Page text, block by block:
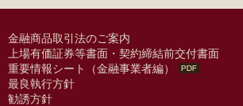
金融商品取引法のご案内
上場有価証券等書面・契約締結前交付書面
重要情報シート（金融事業者編）
最良執行方針
勧誘方針